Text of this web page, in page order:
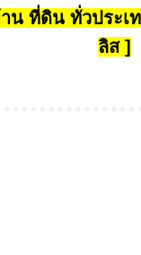
น ที่ดิน ทั่วประเ
ลิส ]